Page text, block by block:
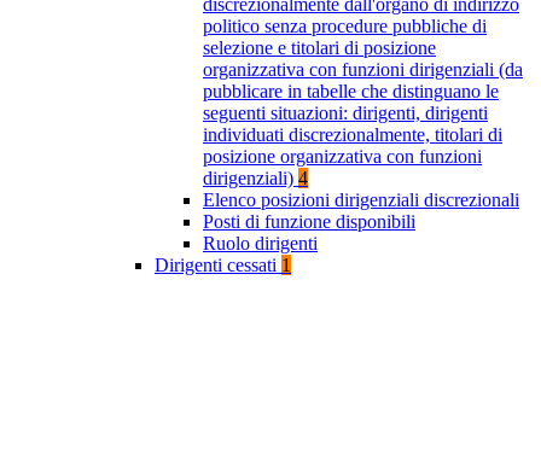
discrezionalmente dall'organo di indirizzo
politico senza procedure pubbliche di
selezione e titolari di posizione
organizzativa con funzioni dirigenziali (da
pubblicare in tabelle che distinguano le
seguenti situazioni: dirigenti, dirigenti
individuati discrezionalmente, titolari di
posizione organizzativa con funzioni
dirigenziali) 4
Elenco posizioni dirigenziali discrezionali
Posti di funzione disponibili
Ruolo dirigenti
Dirigenti cessati 1